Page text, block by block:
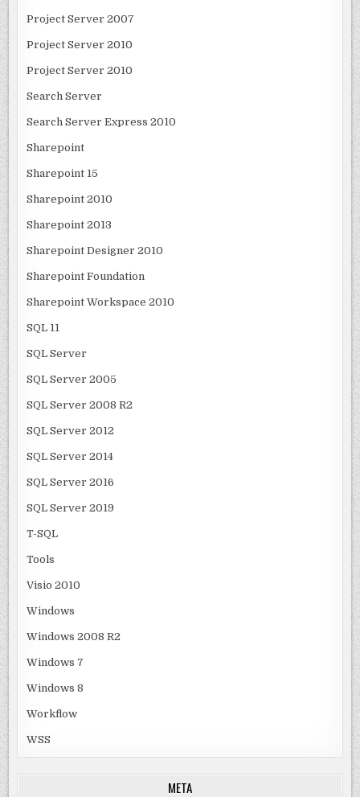
Project Server 2007
Project Server 2010
Project Server 2010
Search Server
Search Server Express 2010
Sharepoint
Sharepoint 15
Sharepoint 2010
Sharepoint 2013
Sharepoint Designer 2010
Sharepoint Foundation
Sharepoint Workspace 2010
SQL 11
SQL Server
SQL Server 2005
SQL Server 2008 R2
SQL Server 2012
SQL Server 2014
SQL Server 2016
SQL Server 2019
T-SQL
Tools
Visio 2010
Windows
Windows 2008 R2
Windows 7
Windows 8
Workflow
WSS
META